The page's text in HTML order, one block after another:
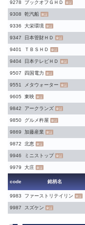
9278 ブックオフＧＨＤ 東証
9308 乾汽船 東証
9336 大栄環境 東証
9347 日本管財ＨＤ 東証
9401 ＴＢＳＨＤ 東証
9404 日本テレビＨＤ 東証
9507 四国電力 東証
9551 メタウォーター 東証
9605 東映 東証
9842 アークランズ 東証
9850 グルメ杵屋 東証
9869 加藤産業 東証
9872 北恵 東証
9946 ミニストップ 東証
9979 大庄 東証
code 銘柄名
9983
ファーストリテイリン 東証
9987 スズケン 東証